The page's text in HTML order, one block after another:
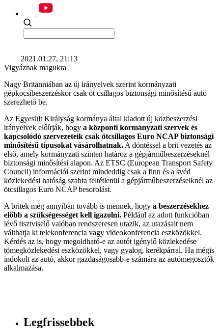
2021.01.27, 21:13
Vigyáznak magukra
Nagy Britanniában az új irányelvek szerint kormányzati
gépkocsibeszerzéskor csak öt csillagos biztonsági minősítésű autó
szerezhető be.
Az Egyesült Királyság kormánya által kiadott új közbeszerzési
irányelvek előírják, hogy a központi kormányzati szervek és
kapcsolódó szervezeteik csak ötcsillagos Euro NCAP biztonsági
minősítésű típusokat vásárolhatnak. A döntéssel a brit vezetés az
első, amely kormányzati szinten határoz a gépjárműbeszerzéseknél
biztonsági minősítési alapon. Az ETSC (European Transport Safety
Council) információi szerint mindeddig csak a finn és a svéd
közlekedési hatóság szabta feltétlenül a gépjárműbeszerzéseiknél az
ötcsillagos Euro NCAP besorolást.
A britek még annyiban tovább is mennek, hogy a beszerzésekhez
előbb a szükségességet kell igazolni. Például az adott funkcióban
lévő tisztviselő valóban rendszeresen utazik, az utazásait nem
válthatja ki telekonferencia vagy videokonferencia eszközökkel.
Kérdés az is, hogy megoldható-e az autót igénylő közlekedése
tömegközlekedési eszközökkel, vagy gyalog, kerékpárral. Ha mégis
indokolt az autó, akkor gazdaságosabb-e számára az autómegosztók
alkalmazása.
Legfrissebbek